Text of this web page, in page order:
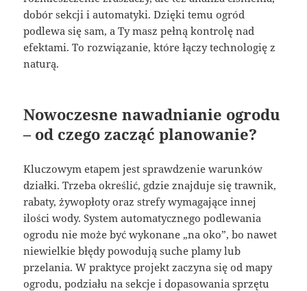
dobór sekcji i automatyki. Dzięki temu ogród
podlewa się sam, a Ty masz pełną kontrolę nad
efektami. To rozwiązanie, które łączy technologię z
naturą.
Nowoczesne nawadnianie ogrodu
– od czego zacząć planowanie?
Kluczowym etapem jest sprawdzenie warunków
działki. Trzeba określić, gdzie znajduje się trawnik,
rabaty, żywopłoty oraz strefy wymagające innej
ilości wody. System automatycznego podlewania
ogrodu nie może być wykonane „na oko”, bo nawet
niewielkie błędy powodują suche plamy lub
przelania. W praktyce projekt zaczyna się od mapy
ogrodu, podziału na sekcje i dopasowania sprzętu